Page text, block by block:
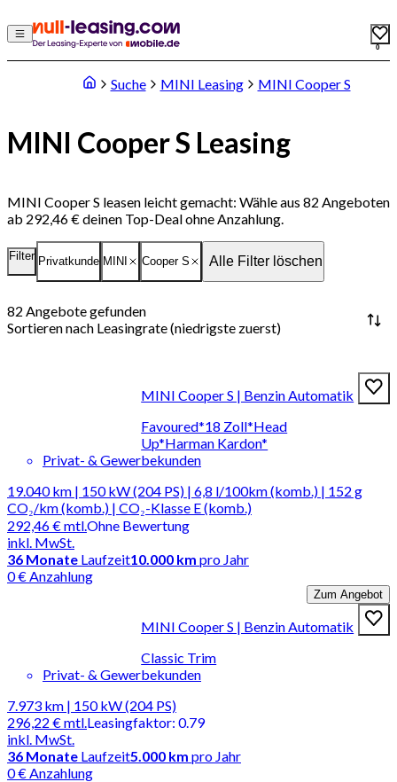
0
Suche MINI Leasing MINI Cooper S
MINI Cooper S Leasing
MINI Cooper S leasen leicht gemacht: Wähle aus 82 Angeboten
ab 292,46 € deinen Top-Deal ohne Anzahlung.
Filter Privatkunde MINI Cooper S Alle Filter löschen
82 Angebote gefunden
Sortieren nach Leasingrate (niedrigste zuerst)
MINI Cooper S | Benzin Automatik
Favoured*18 Zoll*Head
Up*Harman Kardon*
Privat- & Gewerbekunden
19.040 km | 150 kW (204 PS) | 6,8 l/100km (komb.) | 152 g
CO₂/km (komb.) | CO₂-Klasse E (komb.)
292,46 €mtl.
inkl. MwSt.
Ohne Bewertung
36 Monate Laufzeit10.000 km pro Jahr
0 € Anzahlung
Zum Angebot
MINI Cooper S | Benzin Automatik
Classic Trim
Privat- & Gewerbekunden
7.973 km | 150 kW (204 PS)
296,22 €mtl.
inkl. MwSt.
Leasingfaktor: 0.79
36 Monate Laufzeit5.000 km pro Jahr
0 € Anzahlung